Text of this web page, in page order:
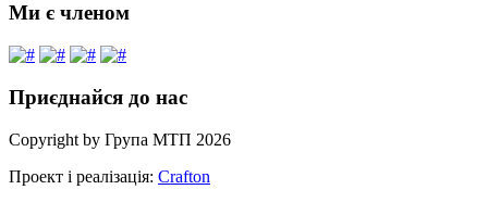
Ми є членом
Приєднайся до нас
Copyright by Група МТП 2026
Проект і реалізація: Crafton